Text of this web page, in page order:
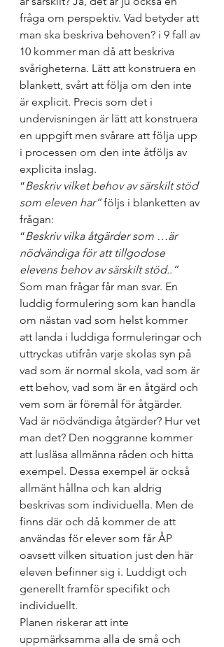
fråga om perspektiv. Vad betyder att
man ska beskriva behoven? i 9 fall av
10 kommer man då att beskriva
svårigheterna. Lätt att konstruera en
blankett, svårt att följa om den inte
är explicit. Precis som det i
undervisningen är lätt att konstruera
en uppgift men svårare att följa upp
i processen om den inte åtföljs av
explicita inslag.
“Beskriv vilket behov av särskilt stöd
som eleven har” följs i blanketten av
frågan:
“Beskriv vilka åtgärder som …är
nödvändiga för att tillgodose
elevens behov av särskilt stöd..”
Som man frågar får man svar. En
luddig formulering som kan handla
om nästan vad som helst kommer
att landa i luddiga formuleringar och
uttryckas utifrån varje skolas syn på
vad som är normal skola, vad som är
ett behov, vad som är en åtgärd och
vem som är föremål för åtgärder.
Vad är nödvändiga åtgärder? Hur vet
man det? Den noggranne kommer
att lusläsa allmänna råden och hitta
exempel. Dessa exempel är också
allmänt hållna och kan aldrig
beskrivas som individuella. Men de
finns där och då kommer de att
användas för elever som får ÅP
oavsett vilken situation just den här
eleven befinner sig i. Luddigt och
generellt framför specifikt och
individuellt.
Planen riskerar att inte
uppmärksamma alla de små och